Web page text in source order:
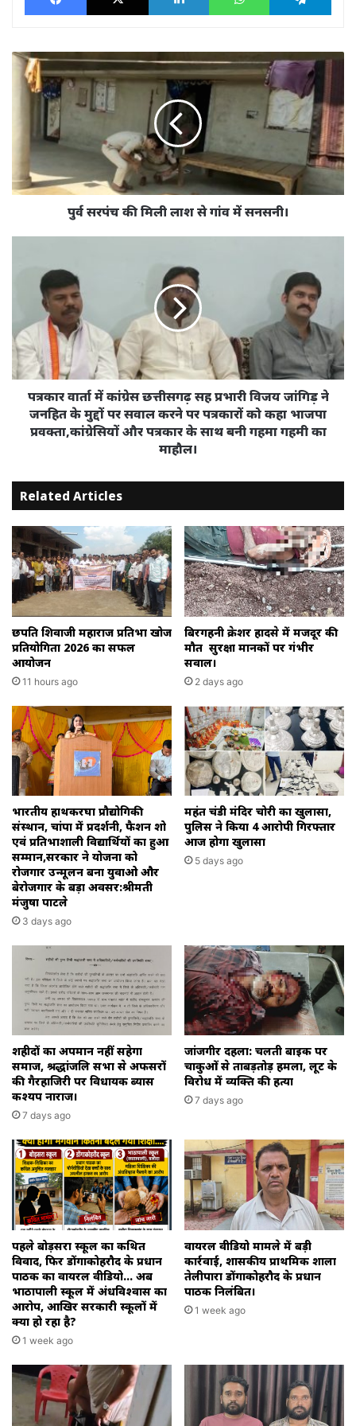
पुर्व
सरपंच
सनसनी।
पुर्व सरपंच की मिली लाश से गांव में सनसनी।
छत्तीसगढ़
सह
प्रभारी
विजय
जांगिड़
जनहित
करने
पर
पत्रकारों
को
कहा
भाजपा
प्रवक्ता,कांग्रेसियों
और
पत्रकार
के
साथ
बनी
गहमी
का
माहौल।
पत्रकार वार्ता में कांग्रेस छत्तीसगढ़ सह प्रभारी विजय जांगिड़ ने
जनहित के मुद्दों पर सवाल करने पर पत्रकारों को कहा भाजपा
प्रवक्ता,कांग्रेसियों और पत्रकार के साथ बनी गहमा गहमी का
माहौल।
Related Articles
छत्रपति शिवाजी महाराज प्रतिभा खोज
प्रतियोगिता 2026 का सफल
आयोजन
11 hours ago
बिरगहनी क्रेशर हादसे में मजदूर की
मौत सुरक्षा मानकों पर गंभीर
सवाल।
2 days ago
भारतीय हाथकरघा प्रौद्योगिकी
संस्थान, चांपा में प्रदर्शनी, फैशन शो
एवं प्रतिभाशाली विद्यार्थियों का हुआ
सम्मान,सरकार ने योजना को
रोजगार उन्मूलन बना युवाओ और
बेरोजगार के बड़ा अवसर:श्रीमती
मंजुषा पाटले
3 days ago
महंत चंडी मंदिर चोरी का खुलासा,
पुलिस ने किया 4 आरोपी गिरफ्तार
आज होगा खुलासा
5 days ago
शहीदों का अपमान नहीं सहेगा
समाज, श्रद्धांजलि सभा से अफसरों
की गैरहाजिरी पर विधायक ब्यास
कश्यप नाराज।
7 days ago
जांजगीर दहला: चलती बाइक पर
चाकुओं से ताबड़तोड़ हमला, लूट के
विरोध में व्यक्ति की हत्या
7 days ago
पहले बोड़सरा स्कूल का कथित
विवाद, फिर डोंगाकोहरौद के प्रधान
पाठक का वायरल वीडियो… अब
भाठापाली स्कूल में अंधविश्वास का
आरोप, आखिर सरकारी स्कूलों में
क्या हो रहा है?
1 week ago
वायरल वीडियो मामले में बड़ी
कार्रवाई, शासकीय प्राथमिक शाला
तेलीपारा डोंगाकोहरौद के प्रधान
पाठक निलंबित।
1 week ago